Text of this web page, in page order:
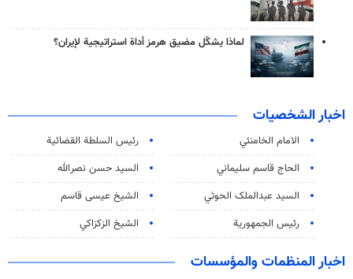
لماذا يشكّل مضيق هرمز أداة استراتيجية لإيران؟
اخبار الشخصيات
الامام الخامنئي
رئیس السلطة القضائیة
الحاج قاسم سليماني
السيد حسن نصرالله
السید عبدالملک الحوثي
الشيخ عيسى قاسم
رئيس الجمهورية
الشيخ الزكزاكي
اخبار المنظمات والمؤسسات